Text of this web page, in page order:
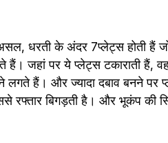
धरती के अंदर 7प्‍लेट्स होती हैं
हैं। जहां पर ये प्‍लेट्स टकाराती हैं,
लगते हैं। और ज्‍यादा दबाव बनने पर
रफ्तार बिगड़ती है। और भूकंप की